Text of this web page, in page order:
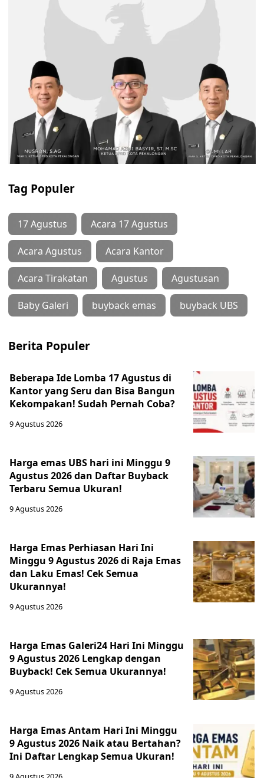
Tag Populer
17 Agustus Acara 17 Agustus
Acara Agustus Acara Kantor
Acara Tirakatan Agustus Agustusan
Baby Galeri buyback emas buyback UBS
Berita Populer
Beberapa Ide Lomba 17 Agustus di
Kantor yang Seru dan Bisa Bangun
Kekompakan! Sudah Pernah Coba?
9 Agustus 2026
Harga emas UBS hari ini Minggu 9
Agustus 2026 dan Daftar Buyback
Terbaru Semua Ukuran!
9 Agustus 2026
Harga Emas Perhiasan Hari Ini
Minggu 9 Agustus 2026 di Raja Emas
dan Laku Emas! Cek Semua
Ukurannya!
9 Agustus 2026
Harga Emas Galeri24 Hari Ini Minggu
9 Agustus 2026 Lengkap dengan
Buyback! Cek Semua Ukurannya!
9 Agustus 2026
Harga Emas Antam Hari Ini Minggu
9 Agustus 2026 Naik atau Bertahan?
Ini Daftar Lengkap Semua Ukuran!